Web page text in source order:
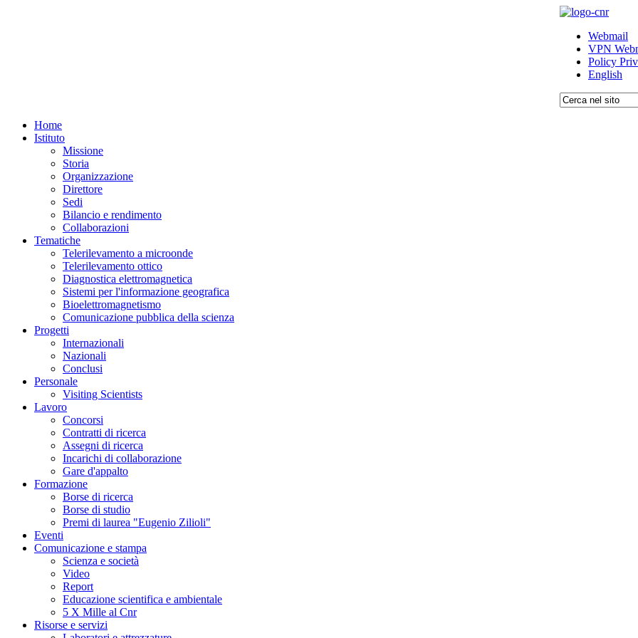
Webmail
VPN
Policy
English
Home
Istituto
Missione
Storia
Organizzazione
Direttore
Sedi
Bilancio e rendimento
Collaborazioni
Tematiche
Telerilevamento a microonde
Telerilevamento ottico
Diagnostica elettromagnetica
Sistemi per l'informazione geografica
Bioelettromagnetismo
Comunicazione pubblica della scienza
Progetti
Internazionali
Nazionali
Conclusi
Personale
Visiting Scientists
Lavoro
Concorsi
Contratti di ricerca
Assegni di ricerca
Incarichi di collaborazione
Gare d'appalto
Formazione
Borse di ricerca
Borse di studio
Premi di laurea "Eugenio Zilioli"
Eventi
Comunicazione e stampa
Scienza e società
Video
Report
Educazione scientifica e ambientale
5 X Mille al Cnr
Risorse e servizi